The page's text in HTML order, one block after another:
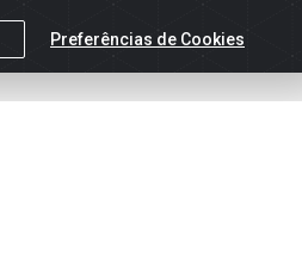
Preferências de Cookies